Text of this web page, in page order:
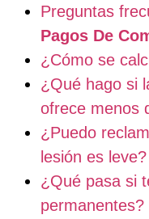
Preguntas
Pagos De
¿Cómo se
¿Qué hago si
ofrece menos
¿Puedo
lesión es leve?
¿Qué pasa si
permanentes?